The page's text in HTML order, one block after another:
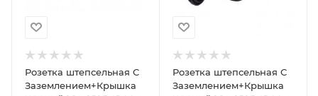
Розетка штепсельная С
Заземлением+Крышка
Розетка штепсельная С
Заземлением+Крышка